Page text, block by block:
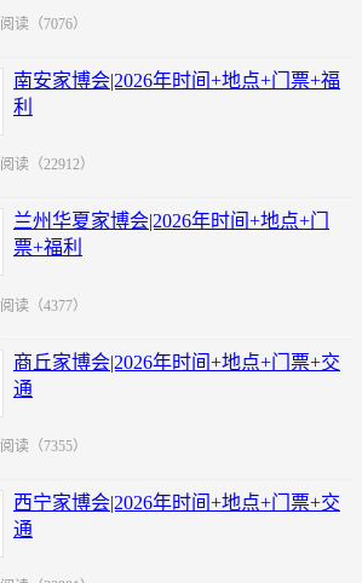
阅读（7076）
南安家博会|2026年时间+地点+门票+福
利
阅读（22912）
兰州华夏家博会|2026年时间+地点+门
票+福利
阅读（4377）
商丘家博会|2026年时间+地点+门票+交
通
阅读（7355）
西宁家博会|2026年时间+地点+门票+交
通